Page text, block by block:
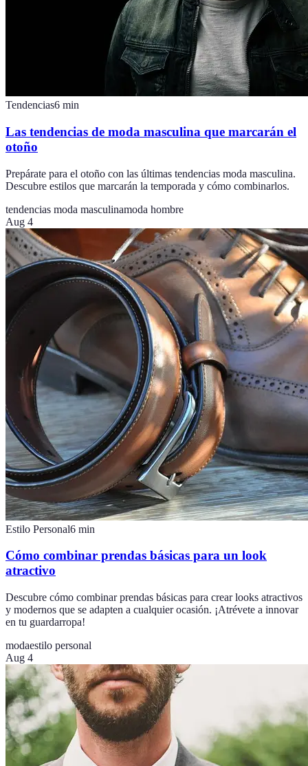
Tendencias6 min
Las tendencias de moda masculina que marcarán el
otoño
Prepárate para el otoño con las últimas tendencias moda masculina.
Descubre estilos que marcarán la temporada y cómo combinarlos.
tendencias moda masculinamoda hombre
Aug 4
Estilo Personal6 min
Cómo combinar prendas básicas para un look
atractivo
Descubre cómo combinar prendas básicas para crear looks atractivos
y modernos que se adapten a cualquier ocasión. ¡Atrévete a innovar
en tu guardarropa!
modaestilo personal
Aug 4